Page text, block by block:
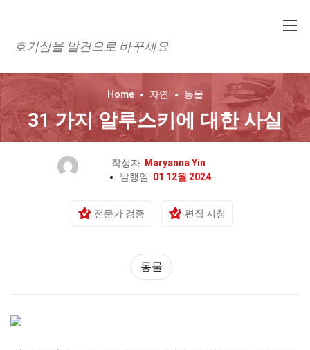
호기심을 발견으로 바꾸세요
Home 자연 동물
31 가지 알루스키에 대한 사실
작성자: Maryanna Yin
발행일: 01 12월 2024
전문가 검증 편집 지침
동물